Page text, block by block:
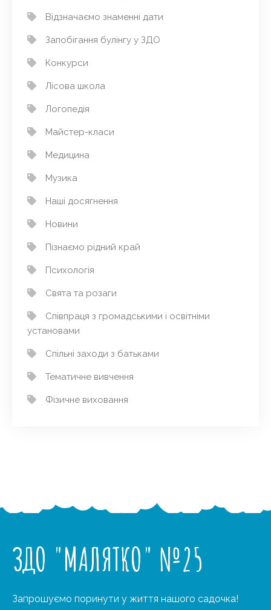
Відзначаємо знаменні дати
Запобігання булінгу у ЗДО
Конкурси
Лісова школа
Логопедія
Майстер-класи
Медицина
Музика
Наші досягнення
Новини
Пізнаємо рідний край
Психологія
Свята та розаги
Співпраця з громадськими і освітніми
установами
Спільні заходи з батьками
Тематичне вивчення
Фізичне виховання
ЗДО "МАЛЯТКО" №25
Запрошуємо поринути у життя нашого садочка!